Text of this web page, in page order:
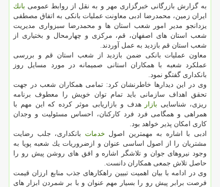
به گزارش بازرگانی خبرگزاری مهر و به نقل از روابط عمومی بانك
ایران زمین، محمدرضا ادبی معاونت عملیات بانكی به اتفاق مصطفی
یزدانجو مدیر امور شعب استان ها و محمدرضا سبزواری مدیریت
شعب استان های اصفهان، قم، مركزی و چهارمحال و بختیاری از
شعب استان قم بازدید به عمل آوردند.
معاون عملیات بانكی ضمن بازدید از شعب استان قم و بررسی
عملكرد شعبه با همكاران استانی صمیمانه در مورد مسایل روز
بانكداری گفتگو نمود.
وی در این دیدارها خاطرنشان كرد: تمامی همكاران شعب در جهت
تحقق اهداف سازمانی باید تمام توان خویش را معطوف برنامه
ریزی، شناسایی بازار
هدف و بازاریابی موثر كرده كه این مهم با
همراهی و همگامی فرد فرد كاركنان، احساس مسئولیت و وجدان
كاری امكان پذیر خواهد بود.
ادبی با اشاره به مهمترین اصول خدمات بانكداری، جلب رضایت
مشتریان را از اصول اساسی عنوان و ازضروریات یك شعبه پویا به
وجود نیروهای جوان و تلاشگر اشاره و افق های روشن پیش رو را
حاصل تلاش جمعی همكاران دانست.
وی در ادامه با بیان اهمیت تبیین راهكارهای جذب منابع ارزان قیمت
فرصت برابر پیش رو را بسیار مهم عنوان و با بر شمردن ابزار های